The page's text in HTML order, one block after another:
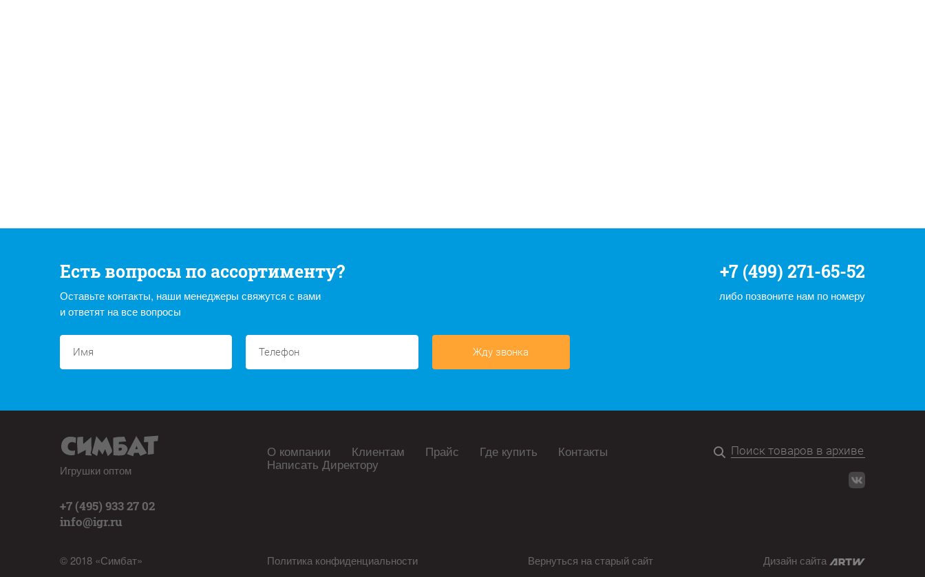
Есть вопросы по ассортименту?
Оставьте контакты, наши менеджеры свяжутся с вами
и ответят на все вопросы
+7 (499) 271-65-52
либо позвоните нам по номеру
Жду звонка
Игрушки оптом
+7 (495) 933 27 02
info@igr.ru
© 2018 «Симбат»
О компании Клиентам Прайс Где купить Контакты
Написать Директору
Политика конфиденциальности Вернуться на старый сайт Дизайн сайта